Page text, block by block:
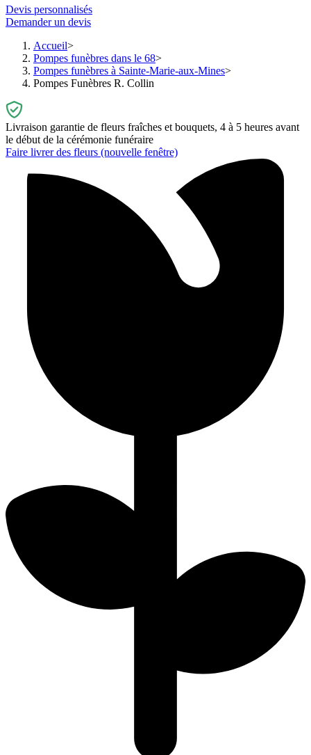
Devis personnalisés
Demander un devis
Accueil
Pompes funèbres dans le 68
Pompes funèbres à Sainte-Marie-aux-Mines
Pompes Funèbres R. Collin
Livraison garantie de fleurs fraîches et bouquets, 4 à 5 heures avant
le début de la cérémonie funéraire
Faire livrer des fleurs (nouvelle fenêtre)